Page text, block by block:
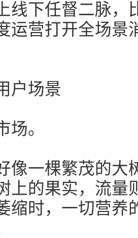
线下任督二脉，
运营打开全场景
户场景
场。
像一棵繁茂的大
上的果实，流量
缩时，一切营养